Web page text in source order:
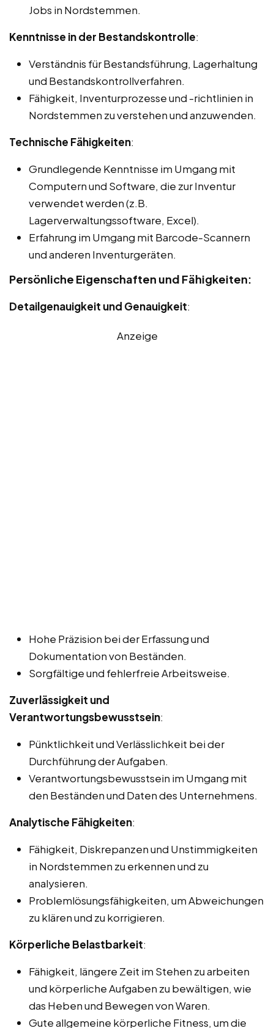
Jobs in Nordstemmen.
Kenntnisse in der Bestandskontrolle:
Verständnis für Bestandsführung, Lagerhaltung
und Bestandskontrollverfahren.
Fähigkeit, Inventurprozesse und -richtlinien in
Nordstemmen zu verstehen und anzuwenden.
Technische Fähigkeiten:
Grundlegende Kenntnisse im Umgang mit
Computern und Software, die zur Inventur
verwendet werden (z.B.
Lagerverwaltungssoftware, Excel).
Erfahrung im Umgang mit Barcode-Scannern
und anderen Inventurgeräten.
Persönliche Eigenschaften und Fähigkeiten:
Detailgenauigkeit und Genauigkeit:
Anzeige
Hohe Präzision bei der Erfassung und
Dokumentation von Beständen.
Sorgfältige und fehlerfreie Arbeitsweise.
Zuverlässigkeit und
Verantwortungsbewusstsein:
Pünktlichkeit und Verlässlichkeit bei der
Durchführung der Aufgaben.
Verantwortungsbewusstsein im Umgang mit
den Beständen und Daten des Unternehmens.
Analytische Fähigkeiten:
Fähigkeit, Diskrepanzen und Unstimmigkeiten
in Nordstemmen zu erkennen und zu
analysieren.
Problemlösungsfähigkeiten, um Abweichungen
zu klären und zu korrigieren.
Körperliche Belastbarkeit:
Fähigkeit, längere Zeit im Stehen zu arbeiten
und körperliche Aufgaben zu bewältigen, wie
das Heben und Bewegen von Waren.
Gute allgemeine körperliche Fitness, um die